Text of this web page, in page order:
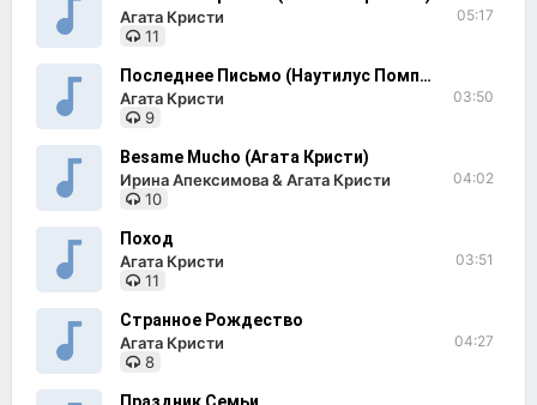
Агата Кристи
11
05:17
Последнее Письмо (Наутилус Помпилиус)
Агата Кристи
9
03:50
Besame Mucho (Агата Кристи)
Ирина Апексимова & Агата Кристи
10
04:02
Поход
Агата Кристи
11
03:51
Странное Рождество
Агата Кристи
8
04:27